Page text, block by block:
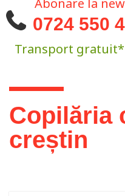
Abonare la
0724 550
Transport gratuit*
Eşti aici
Copilăria
creștin